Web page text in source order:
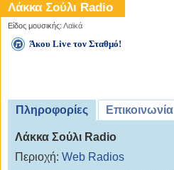
Λάκκα Σούλι Radio
Είδος μουσικής: Λαϊκά
Άκου Live τον Σταθμό!
Πληροφορίες Επικοινωνία
Λάκκα Σούλι Radio
Περιοχή: Web Radios